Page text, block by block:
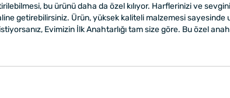
bu ürünü daha da özel kılıyor. Harflerinizi ve
getirebilirsiniz. Ürün, yüksek kaliteli malzemesi sayesinde
Evimizin İlk Anahtarlığı tam size göre. Bu özel